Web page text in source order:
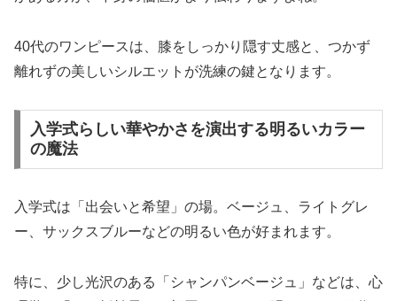
40代のワンピースは、膝をしっかり隠す丈感と、つかず
離れずの美しいシルエットが洗練の鍵となります。
入学式らしい華やかさを演出する明るいカラー
の魔法
入学式は「出会いと希望」の場。ベージュ、ライトグレ
ー、サックスブルーなどの明るい色が好まれます。
特に、少し光沢のある「シャンパンベージュ」などは、心